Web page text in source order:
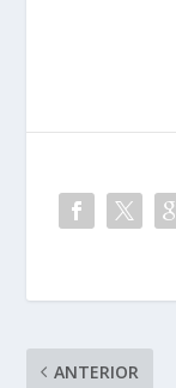
ANTERIOR